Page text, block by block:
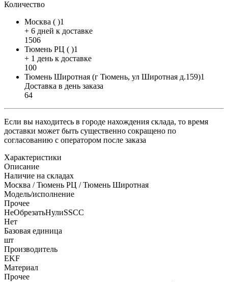
Количество
Москва ( )1
+ 6 дней к доставке
1506
Тюмень РЦ ( )1
+ 1 день к доставке
100
Тюмень Широтная (г Тюмень, ул Широтная д.159)1
Доставка в день заказа
64
Если вы находитесь в городе нахождения склада, то время
доставки может быть существенно сокращено по
согласованию с оператором после заказа
Характеристики
Описание
Наличие на складах
Москва / Тюмень РЦ / Тюмень Широтная
Модель/исполнение
Прочее
НеОбрезатьНулиSSCC
Нет
Базовая единица
шт
Производитель
EKF
Материал
Прочее